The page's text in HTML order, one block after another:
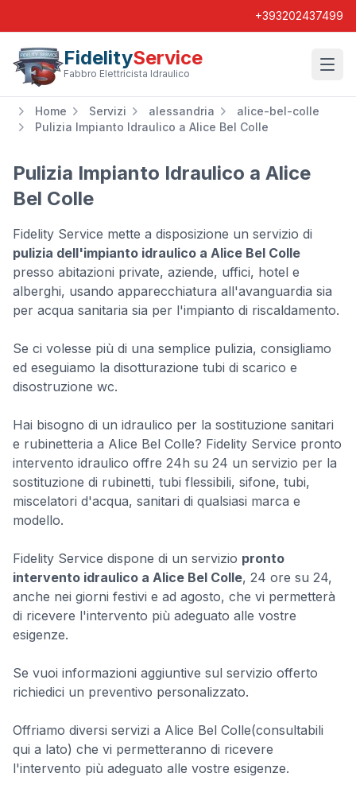
+393202437499
FidelityService
Fabbro Elettricista Idraulico
Home Servizi alessandria
alice-bel-colle
Pulizia Impianto Idraulico a Alice Bel Colle
Pulizia Impianto Idraulico a Alice
Bel Colle
Fidelity Service mette a disposizione un servizio di
pulizia dell'impianto idraulico a Alice Bel Colle
presso abitazioni private, aziende, uffici, hotel e
alberghi, usando apparecchiatura all'avanguardia sia
per acqua sanitaria sia per l'impianto di riscaldamento.
Se ci volesse più di una semplice pulizia, consigliamo
ed eseguiamo la disotturazione tubi di scarico e
disostruzione wc.
Hai bisogno di un idraulico per la sostituzione sanitari
e rubinetteria a Alice Bel Colle? Fidelity Service pronto
intervento idraulico offre 24h su 24 un servizio per la
sostituzione di rubinetti, tubi flessibili, sifone, tubi,
miscelatori d'acqua, sanitari di qualsiasi marca e
modello.
Fidelity Service dispone di un servizio pronto
intervento idraulico a Alice Bel Colle, 24 ore su 24,
anche nei giorni festivi e ad agosto, che vi permetterà
di ricevere l'intervento più adeguato alle vostre
esigenze.
Se vuoi informazioni aggiuntive sul servizio offerto
richiedici un preventivo personalizzato.
Offriamo diversi servizi a Alice Bel Colle(consultabili
qui a lato) che vi permetteranno di ricevere
l'intervento più adeguato alle vostre esigenze.